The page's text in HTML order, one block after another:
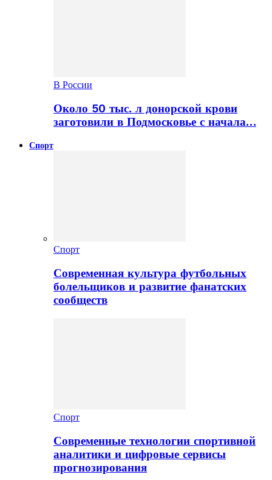
В России
Около 50 тыс. л донорской крови
заготовили в Подмосковье с начала…
Спорт
Спорт
Современная культура футбольных
болельщиков и развитие фанатских
сообществ
Спорт
Современные технологии спортивной
аналитики и цифровые сервисы
прогнозирования